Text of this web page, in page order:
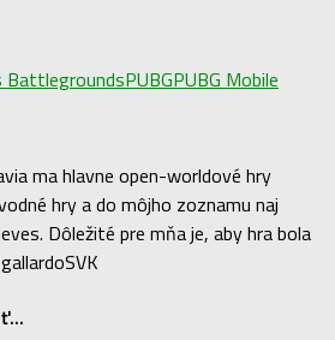
BattlegroundsPUBGPUBG Mobile
ma hlavne open-worldové hry
hry a do môjho zoznamu naj
Dôležité pre mňa je, aby hra bola